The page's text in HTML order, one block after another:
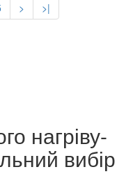
> >|
нагріву-
вибір